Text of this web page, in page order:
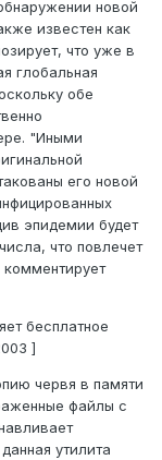
новой
известен как
что уже в
глобальная
обе
"Иными
его новой
эпидемии будет
что повлечет
бесплатное
]
червя в памяти
файлы с
утилита